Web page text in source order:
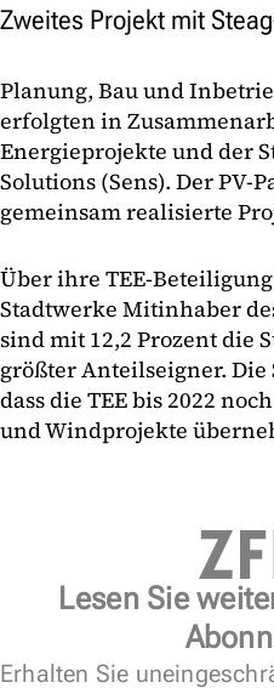
Zweites Projekt mit
Planung, Bau und
erfolgten in
Energieprojekte und der
Solutions (Sens). Der PV-
gemeinsam realisierte
Über ihre TEE-
Stadtwerke Mitinhaber
sind mit 12,2 Prozent die
größter Anteilseigner.
dass die TEE bis 2022
und Windprojekte
Lesen Sie
Erhalten Sie